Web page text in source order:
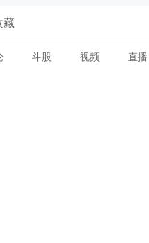
藏
斗股 视频 直播